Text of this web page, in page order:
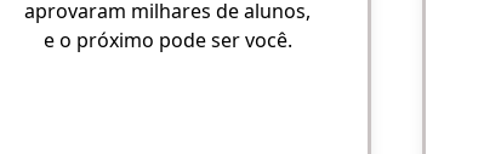
aprovaram milhares de alunos,
e o próximo pode ser você.